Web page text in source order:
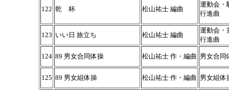
122 乾 杯 松山祐士 編曲
運動会・
行進曲
123 いい日 旅立ち 松山祐士 編曲
運動会・
行進曲
124 89 男女合同体操 松山祐士 作・編曲 男女合同
125 89 男女組体操 松山祐士 作・編曲 男女組体